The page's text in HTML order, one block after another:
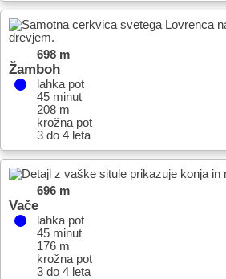
698 m
Žamboh
lahka pot
45 minut
208 m
krožna pot
3 do 4 leta
696 m
Vače
lahka pot
45 minut
176 m
krožna pot
3 do 4 leta